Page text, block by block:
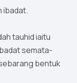
ibadat.
semata-
bentuk